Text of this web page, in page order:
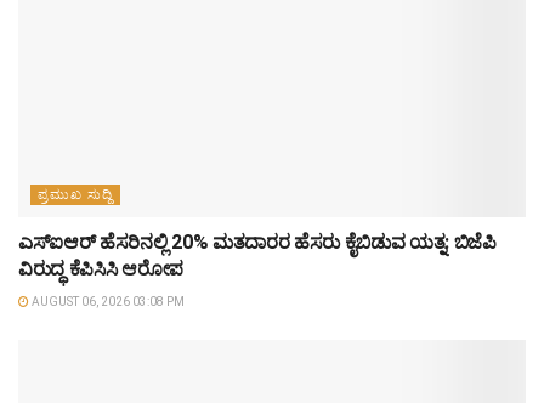
ಪ್ರಮುಖ ಸುದ್ದಿ
ಎಸ್‌ಐಆರ್‌ ಹೆಸರಿನಲ್ಲಿ 20% ಮತದಾರರ ಹೆಸರು ಕೈಬಿಡುವ ಯತ್ನ: ಬಿಜೆಪಿ
ವಿರುದ್ಧ ಕೆಪಿಸಿಸಿ ಆರೋಪ
AUGUST 06, 2026 03:08 PM